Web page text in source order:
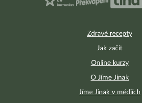
Zdravé recepty
Jak začít
Online kurzy
O Jíme Jinak
Jíme Jinak v médiích